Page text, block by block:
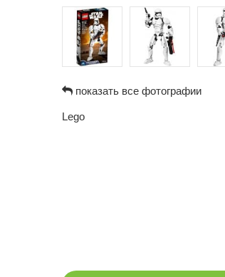
показать все фотографии
Lego